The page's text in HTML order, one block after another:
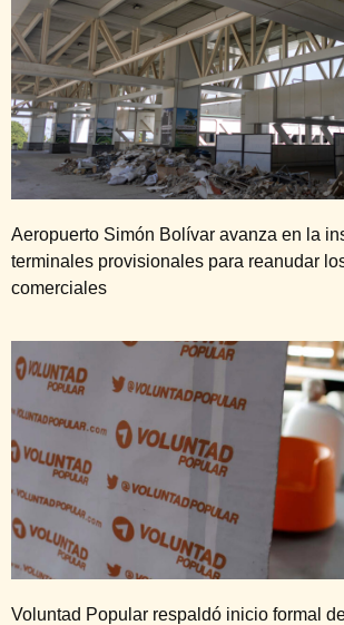
Aeropuerto Simón Bolívar avanza en la
terminales provisionales para reanudar
comerciales
Voluntad Popular respaldó inicio formal